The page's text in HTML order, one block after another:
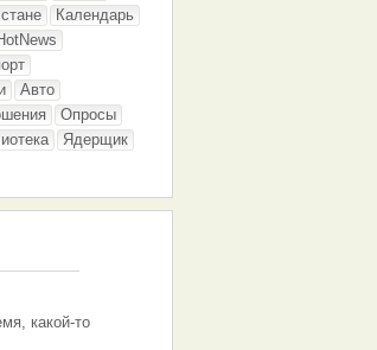
Календарь
Авто
Опросы
Ядерщик
какой-то